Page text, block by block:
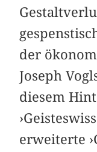
der
Joseph
diesem
erweiterte